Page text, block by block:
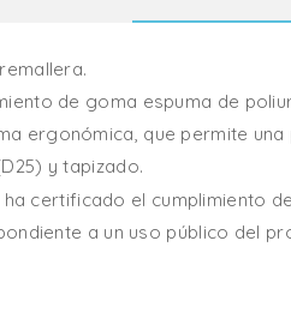
de goma espuma de
ergonómica, que permite
y tapizado.
certificado el cumplimiento
a un uso público del